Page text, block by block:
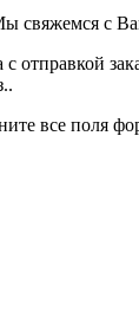
свяжемся с
отправкой
все поля